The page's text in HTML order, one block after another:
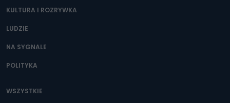
KULTURA I ROZRYWKA
LUDZIE
NA SYGNALE
POLITYKA
WSZYSTKIE